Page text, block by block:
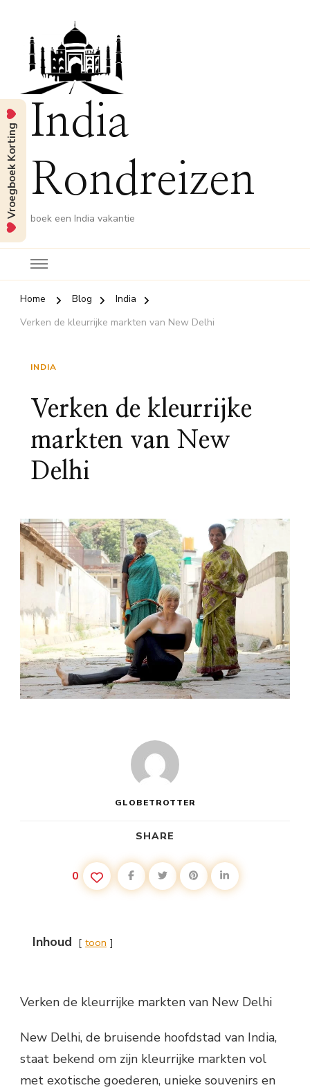
India
Rondreizen
boek een India vakantie
Home Blog
India
Verken de kleurrijke markten van New Delhi
INDIA
Verken de kleurrijke
markten van New
Delhi
GLOBETROTTER
SHARE
0
Inhoud toon
Verken de kleurrijke markten van New Delhi
New Delhi, de bruisende hoofdstad van India,
staat bekend om zijn kleurrijke markten vol
met exotische goederen, unieke souvenirs en
Vroegboek Korting